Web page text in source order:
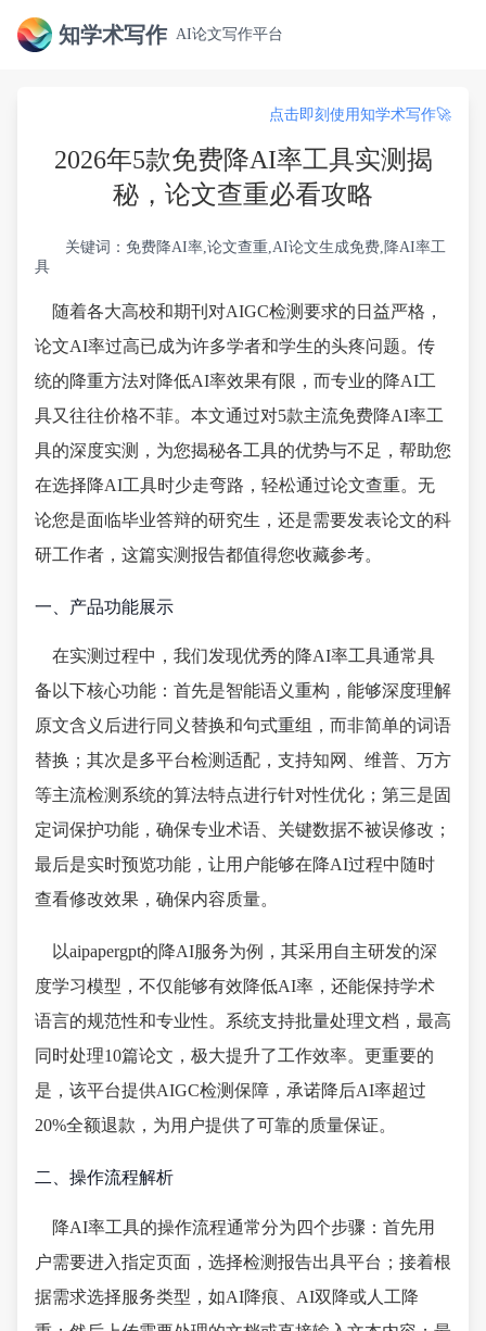
知学术写作 AI论文写作平台
点击即刻使用知学术写作🚀
2026年5款免费降AI率工具实测揭
秘，论文查重必看攻略
关键词：免费降AI率,论文查重,AI论文生成免费,降AI率工
具
随着各大高校和期刊对AIGC检测要求的日益严格，
论文AI率过高已成为许多学者和学生的头疼问题。传
统的降重方法对降低AI率效果有限，而专业的降AI工
具又往往价格不菲。本文通过对5款主流免费降AI率工
具的深度实测，为您揭秘各工具的优势与不足，帮助您
在选择降AI工具时少走弯路，轻松通过论文查重。无
论您是面临毕业答辩的研究生，还是需要发表论文的科
研工作者，这篇实测报告都值得您收藏参考。
一、产品功能展示
在实测过程中，我们发现优秀的降AI率工具通常具
备以下核心功能：首先是智能语义重构，能够深度理解
原文含义后进行同义替换和句式重组，而非简单的词语
替换；其次是多平台检测适配，支持知网、维普、万方
等主流检测系统的算法特点进行针对性优化；第三是固
定词保护功能，确保专业术语、关键数据不被误修改；
最后是实时预览功能，让用户能够在降AI过程中随时
查看修改效果，确保内容质量。
以aipapergpt的降AI服务为例，其采用自主研发的深
度学习模型，不仅能够有效降低AI率，还能保持学术
语言的规范性和专业性。系统支持批量处理文档，最高
同时处理10篇论文，极大提升了工作效率。更重要的
是，该平台提供AIGC检测保障，承诺降后AI率超过
20%全额退款，为用户提供了可靠的质量保证。
二、操作流程解析
降AI率工具的操作流程通常分为四个步骤：首先用
户需要进入指定页面，选择检测报告出具平台；接着根
据需求选择服务类型，如AI降痕、AI双降或人工降